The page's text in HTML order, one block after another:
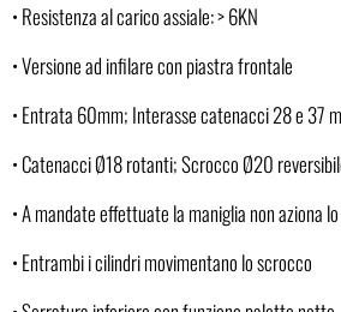
• Resistenza al carico assiale: > 6KN
• Versione ad infilare con piastra frontale
• Entrata 60mm; Interasse catenacci 28 e 37
• Catenacci Ø18 rotanti; Scrocco Ø20
• A mandate effettuate la maniglia non aziona
• Entrambi i cilindri movimentano lo scrocco